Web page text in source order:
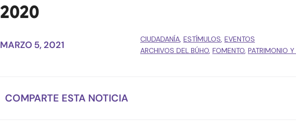
2020
MARZO 5, 2021 CIUDADANÍA, ESTÍMULOS, EVENTOS
ARCHIVOS DEL BÚHO, FOMENTO, PATRIMONIO
COMPARTE ESTA NOTICIA